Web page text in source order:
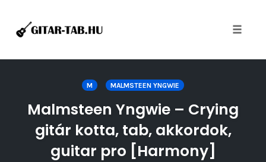
M MALMSTEEN YNGWIE
Malmsteen Yngwie – Crying
gitár kotta, tab, akkordok,
guitar pro [Harmony]